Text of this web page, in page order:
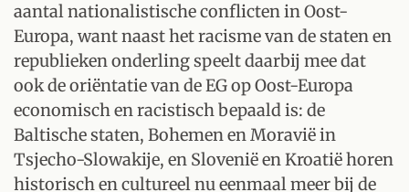
aantal nationalistische conflicten in Oost-
Europa, want naast het racisme van de staten en
republieken onderling speelt daarbij mee dat
ook de oriëntatie van de EG op Oost-Europa
economisch en racistisch bepaald is: de
Baltische staten, Bohemen en Moravië in
Tsjecho-Slowakije, en Slovenië en Kroatië horen
historisch en cultureel nu eenmaal meer bij de